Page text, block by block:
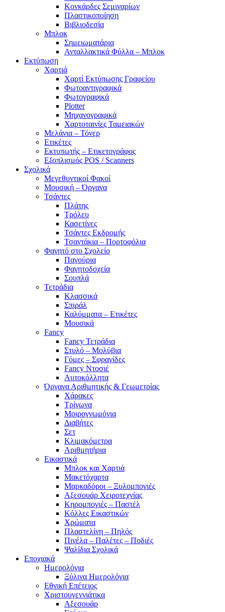
Κονκάρδες Σεμιναρίων
Πλαστικοποίηση
Βιβλιοδεσία
Μπλοκ
Σημειωματάρια
Ανταλλακτικά Φύλλα – Μπλοκ
Εκτύπωση
Χαρτιά
Χαρτί Εκτύπωσης Γραφείου
Φωτοαντιγραφικά
Φωτογραφικά
Plotter
Μηχανογραφικά
Χαρτοταινίες Ταμειακών
Μελάνια – Τόνερ
Ετικέτες
Εκτυπωτής – Ετικετογράφος
Εξοπλισμός POS / Scanners
Σχολικά
Μεγεθυντικοί Φακοί
Μουσική – Όργανα
Τσάντες
Πλάτης
Τρόλευ
Κασετίνες
Τσάντες Εκδρομής
Τσαντάκια – Πορτοφόλια
Φαγητό στο Σχολείο
Παγούρια
Φαγητοδοχεία
Σουπλά
Τετράδια
Κλασσικά
Σπιράλ
Καλύμματα – Ετικέτες
Μουσικά
Fancy
Fancy Τετράδια
Στυλό – Μολύβια
Γόμες – Σφραγίδες
Fancy Ντοσιέ
Αυτοκόλλητα
Όργανα Αριθμητικής & Γεωμετρίας
Χάρακες
Τρίγωνα
Mοιρογνωμόνια
Διαβήτες
Σετ
Κλιμακόμετρα
Αριθμητήρια
Εικαστικά
Μπλοκ και Χαρτιά
Μακετόχαρτα
Μαρκαδόροι – Ξυλομπογιές
Αξεσουάρ Χειροτεχνίας
Κηρομπογιές – Παστέλ
Κόλλες Εικαστικών
Χρώματα
Πλαστελίνη – Πηλός
Πινέλα – Παλέτες – Ποδιές
Ψαλίδια Σχολικά
Εποχιακά
Ημερολόγια
Ξύλινα Ημερολόγια
Εθνική Επέτειος
Χριστουγεννιάτικα
Αξεσουάρ